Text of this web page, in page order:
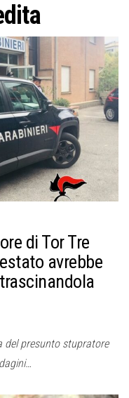
a
z
i
o
n
di Tor Tre
avrebbe
del presunto stupratore